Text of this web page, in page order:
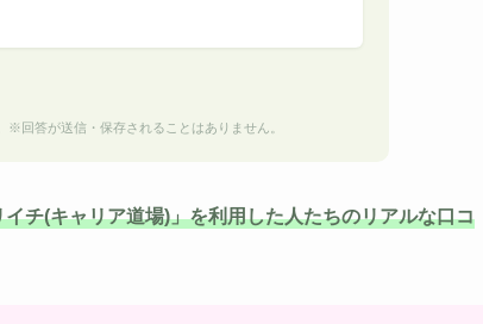
回答が送信・保存されることはありません。
イチ(キャリア道場)」を利用した人たちのリアルな口コ